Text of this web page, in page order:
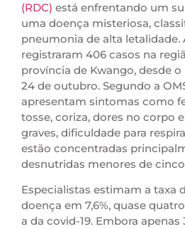
(RDC) está enfrentando um
uma doença misteriosa,
pneumonia de alta letalidade.
registraram 406 casos na
província de Kwango, desde
24 de outubro. Segundo a
apresentam sintomas como
tosse, coriza, dores no corpo
graves, dificuldade para
estão concentradas
desnutridas menores de
Especialistas estimam a taxa
doença em 7,6%, quase
a da covid-19. Embora